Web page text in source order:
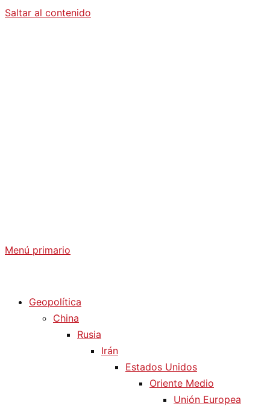
Saltar al contenido
Menú primario
Geopolítica
China
Rusia
Irán
Estados Unidos
Oriente Medio
Unión Europea